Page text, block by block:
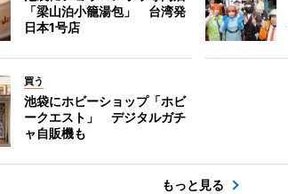
「梁山泊小籠湯包」 台湾発
日本1号店
買う
池袋にホビーショップ「ホビ
ークエスト」 デジタルガチ
ャ自販機も
もっと見る